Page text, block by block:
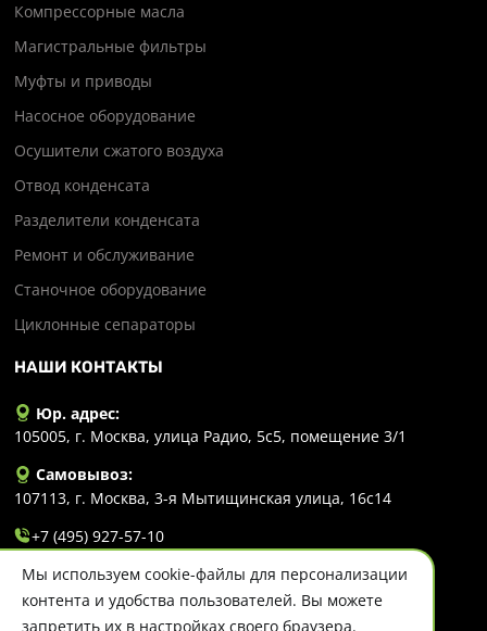
Компрессорные масла
Магистральные фильтры
Муфты и приводы
Насосное оборудование
Осушители сжатого воздуха
Отвод конденсата
Разделители конденсата
Ремонт и обслуживание
Станочное оборудование
Циклонные сепараторы
НАШИ КОНТАКТЫ
Юр. адрес:
105005, г. Москва, улица Радио, 5с5, помещение 3/1
Самовывоз:
107113, г. Москва, 3-я Мытищинская улица, 16с14
+7 (495) 927-57-10
info@evlart.ru
Мы используем cookie-файлы для персонализации
контента и удобства пользователей. Вы можете
запретить их в настройках своего браузера.